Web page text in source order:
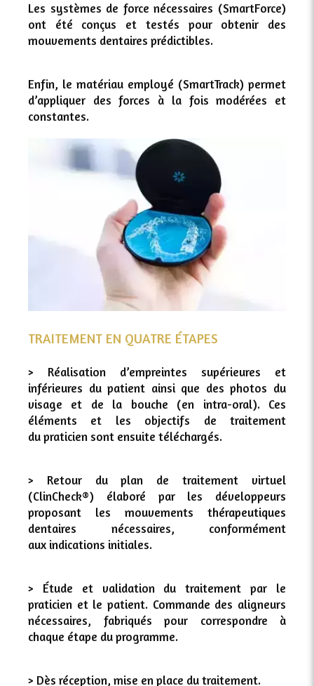
Les systèmes de force nécessaires (SmartForce)
ont été conçus et testés pour obtenir des
mouvements dentaires prédictibles.
Enfin, le matériau employé (SmartTrack) permet
d’appliquer des forces à la fois modérées et
constantes.
TRAITEMENT EN QUATRE ÉTAPES
> Réalisation d’empreintes supérieures et
inférieures du patient ainsi que des photos du
visage et de la bouche (en intra-oral). Ces
éléments et les objectifs de traitement
du praticien sont ensuite téléchargés.
> Retour du plan de traitement virtuel
(ClinCheck®) élaboré par les développeurs
proposant les mouvements thérapeutiques
dentaires nécessaires, conformément
aux indications initiales.
> Étude et validation du traitement par le
praticien et le patient. Commande des aligneurs
nécessaires, fabriqués pour correspondre à
chaque étape du programme.
> Dès réception, mise en place du traitement.